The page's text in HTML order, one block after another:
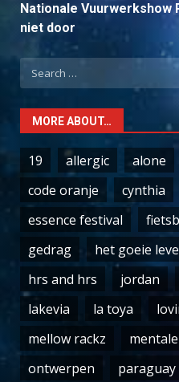
Nationale
niet door
Search
for:
MORE ABOUT…
19 allergic alone
code oranje
cynthia
essence festival
gedrag
het goeie
hrs and hrs
jordan
lakevia
la toya
mellow rackz
ontwerpen
paraguay